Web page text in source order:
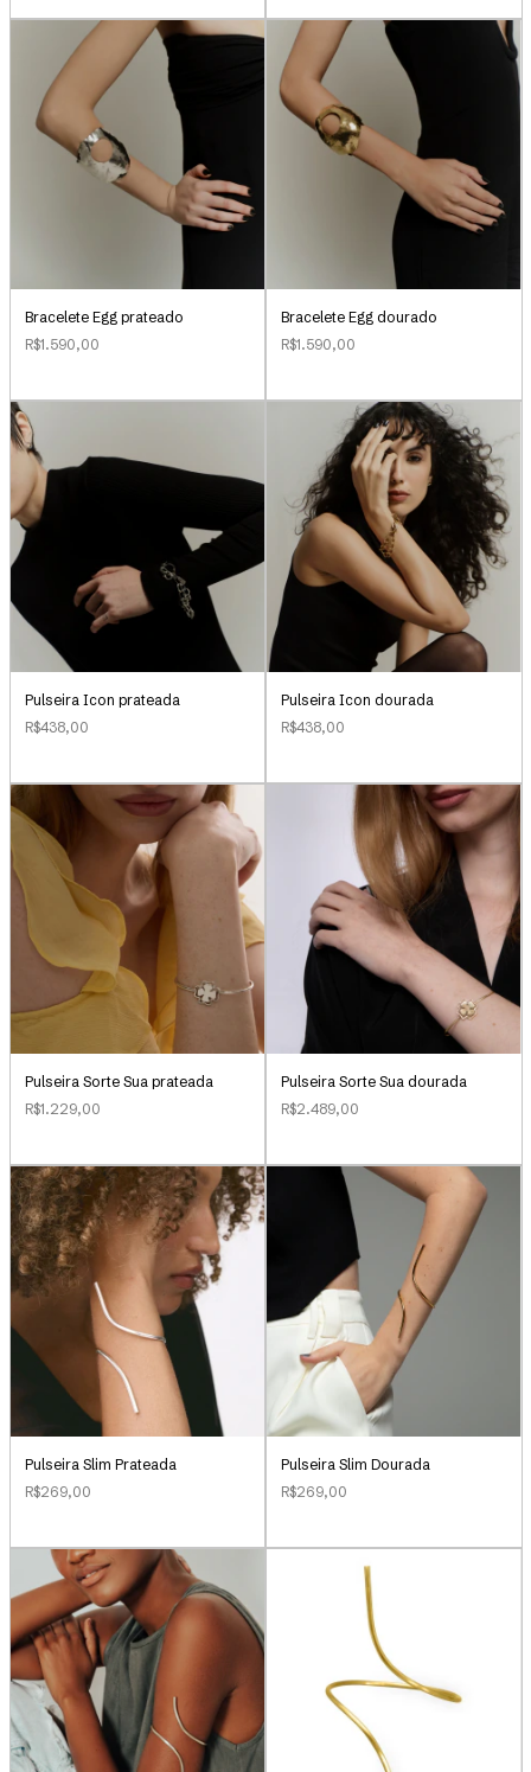
Bracelete Egg prateado
R$1.590,00
Bracelete Egg dourado
R$1.590,00
Pulseira Icon prateada
R$438,00
Pulseira Icon dourada
R$438,00
Pulseira Sorte Sua prateada
R$1.229,00
Pulseira Sorte Sua dourada
R$2.489,00
Pulseira Slim Prateada
R$269,00
Pulseira Slim Dourada
R$269,00